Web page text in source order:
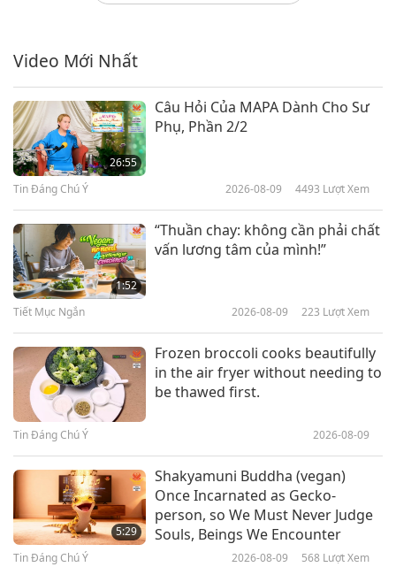
22:30
Angeline Berva (thuần chay): Kết
Sức Mạnh Từ Lòng Từ Bi Thể Hình
Scott Jurek (thuần chay): Những
Bí Mật Thầm Lặng Của Sức Bền
Khi Cơ Bắp Gặp Gỡ Sứ Mệnh:
Giacomo Marchese Và Phong
Trào Thuần Chay, Phần 1/2
Video Mới Nhất
26:55
Câu Hỏi Của MAPA Dành Cho Sư
Phụ, Phần 2/2
Tin Đáng Chú Ý 2026-08-09 4493 Lượt Xem
1:52
“Thuần chay: không cần phải chất
vấn lương tâm của mình!”
Tiết Mục Ngắn 2026-08-09 223 Lượt Xem
Frozen broccoli cooks beautifully
in the air fryer without needing to
be thawed first.
Tin Đáng Chú Ý 2026-08-09
5:29
Shakyamuni Buddha (vegan)
Once Incarnated as Gecko-
person, so We Must Never Judge
Souls, Beings We Encounter
Tin Đáng Chú Ý 2026-08-09 568 Lượt Xem